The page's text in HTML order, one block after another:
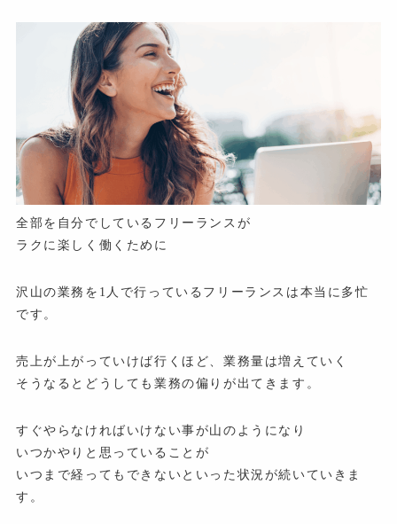
全部を自分でしているフリーランスが
ラクに楽しく働くために
沢山の業務を1人で行っているフリーランスは本当に多忙
です。
売上が上がっていけば行くほど、業務量は増えていく
そうなるとどうしても業務の偏りが出てきます。
すぐやらなければいけない事が山のようになり
いつかやりと思っていることが
いつまで経ってもできないといった状況が続いていきま
す。